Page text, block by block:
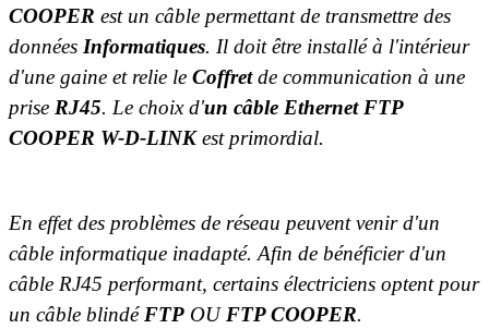
COOPER est un câble permettant de transmettre des
données Informatiques. Il doit être installé à l'intérieur
d'une gaine et relie le Coffretde communication à une
prise RJ45. Le choix d'un câble Ethernet FTP
COOPER W-D-LINKest primordial.
En effet des problèmes de réseau peuvent venir d'un
câble informatique inadapté. Afin de bénéficier d'un
câble RJ45 performant, certains électriciens optent pour
un câble blindé FTP OU FTP COOPER.